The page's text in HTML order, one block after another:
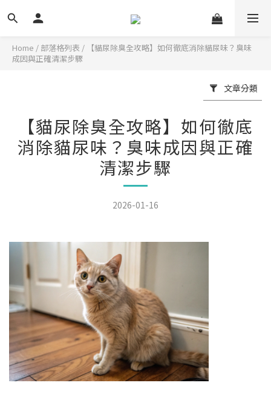
Home / 部落格列表 /
【貓尿除臭全攻略】如何徹底消除貓尿味？臭味
成因與正確清潔步驟
文章分類
【貓尿除臭全攻略】如何徹底
消除貓尿味？臭味成因與正確
清潔步驟
2026-01-16